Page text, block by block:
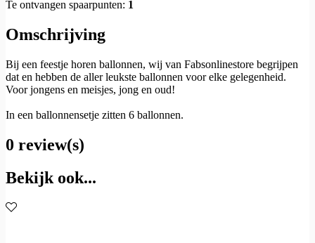
Te ontvangen spaarpunten: 1
Omschrijving
Bij een feestje horen ballonnen, wij van Fabsonlinestore begrijpen
dat en hebben de aller leukste ballonnen voor elke gelegenheid.
Voor jongens en meisjes, jong en oud!
In een ballonnensetje zitten 6 ballonnen.
0 review(s)
Bekijk ook...